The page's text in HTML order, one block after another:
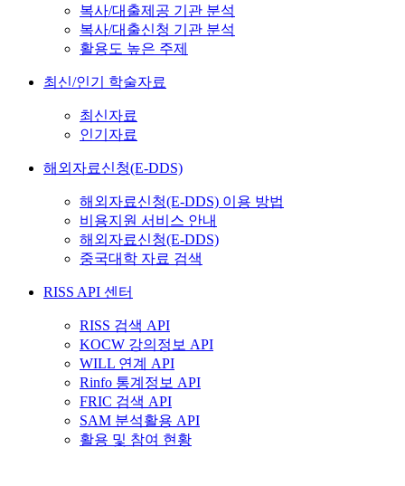
복사/대출제공 기관 분석
복사/대출신청 기관 분석
활용도 높은 주제
최신/인기 학술자료
최신자료
인기자료
해외자료신청(E-DDS)
해외자료신청(E-DDS) 이용 방법
비용지원 서비스 안내
해외자료신청(E-DDS)
중국대학 자료 검색
RISS API 센터
RISS 검색 API
KOCW 강의정보 API
WILL 연계 API
Rinfo 통계정보 API
FRIC 검색 API
SAM 분석활용 API
활용 및 참여 현황